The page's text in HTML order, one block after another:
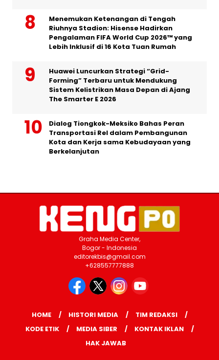
Menemukan Ketenangan di Tengah
Riuhnya Stadion: Hisense Hadirkan
Pengalaman FIFA World Cup 2026™ yang
Lebih Inklusif di 16 Kota Tuan Rumah
Huawei Luncurkan Strategi “Grid-
Forming” Terbaru untuk Mendukung
Sistem Kelistrikan Masa Depan di Ajang
The Smarter E 2026
Dialog Tiongkok-Meksiko Bahas Peran
Transportasi Rel dalam Pembangunan
Kota dan Kerja sama Kebudayaan yang
Berkelanjutan
Graha Media Center,
Bogor - Indonesia
editorekbis@gmail.com
+628557777888
HOME HISTORI MEDIA
TIM REDAKSI
KODE ETIK
MEDIA SIBER
KONTAK IKLAN
HAK JAWAB